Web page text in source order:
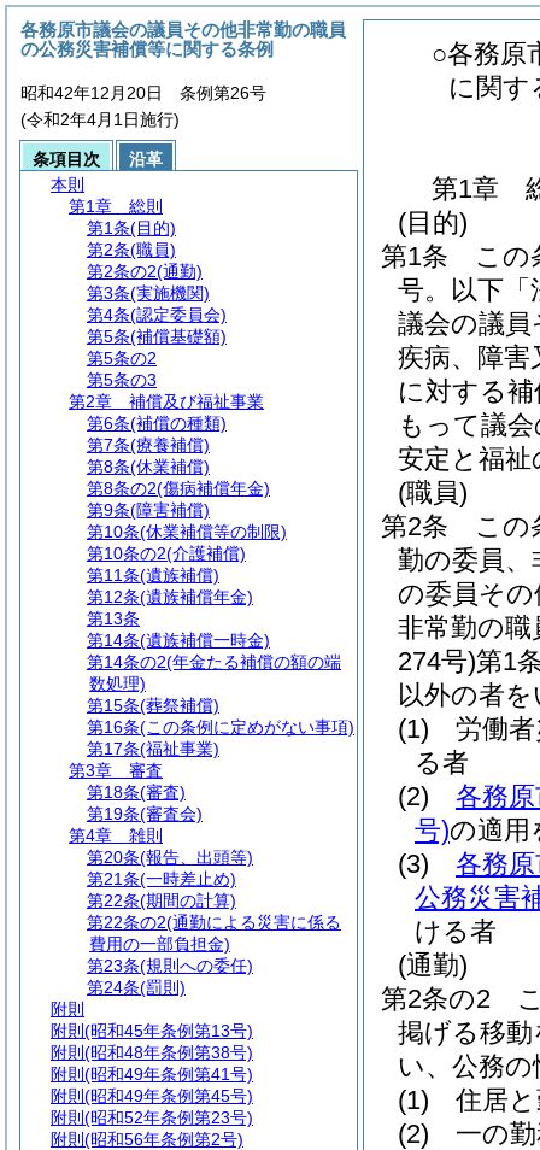
○各務原
に関す
第1章
(目的)
第1条
この
号。以下「
議会の議
疾病、障
に対する補
もって議
安定と福
(職員)
第2条
この
勤の委員、
の委員そ
非常勤の職
274号)第1
以外の者
(1)
労働
る者
(2)
各務
号)の適用
(3)
各務
公務災害
ける者
(通勤)
第2条の2
掲げる移
い、公務
(1)
住居
(2)
一の
各務原市議会の議員その他非常勤の職員
の公務災害補償等に関する条例
昭和42年12月20日 条例第26号
(令和2年4月1日施行)
条項目次
沿革
本則
第1章
総則
第1条(目的)
第2条(職員)
第2条の2(通勤)
第3条(実施機関)
第4条(認定委員会)
第5条(補償基礎額)
第5条の2
第5条の3
第2章
補償及び福祉事業
第6条(補償の種類)
第7条(療養補償)
第8条(休業補償)
第8条の2(傷病補償年金)
第9条(障害補償)
第10条(休業補償等の制限)
第10条の2(介護補償)
第11条(遺族補償)
第12条(遺族補償年金)
第13条
第14条(遺族補償一時金)
第14条の2(年金たる補償の額の端
数処理)
第15条(葬祭補償)
第16条(この条例に定めがない事項)
第17条(福祉事業)
第3章
審査
第18条(審査)
第19条(審査会)
第4章
雑則
第20条(報告、出頭等)
第21条(一時差止め)
第22条(期間の計算)
第22条の2(通勤による災害に係る
費用の一部負担金)
第23条(規則への委任)
第24条(罰則)
附則
附則 (昭和45年条例第13号)
附則 (昭和48年条例第38号)
附則 (昭和49年条例第41号)
附則 (昭和49年条例第45号)
附則 (昭和52年条例第23号)
附則 (昭和56年条例第2号)